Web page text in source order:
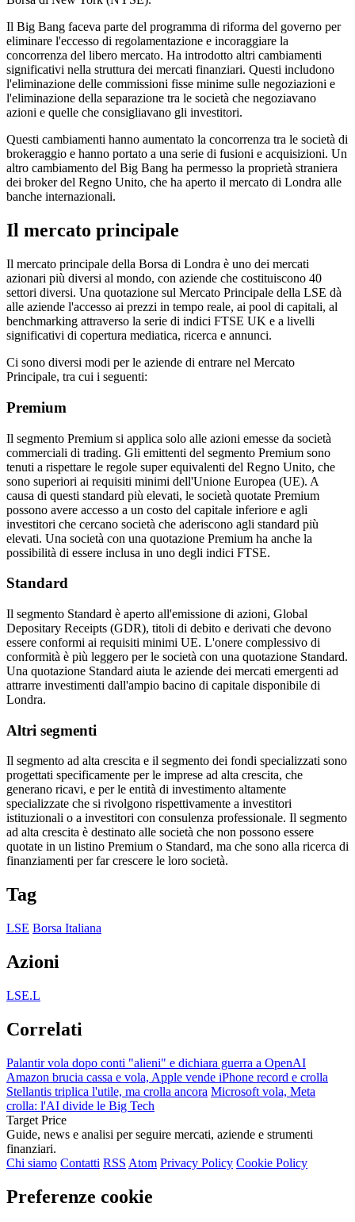
Il Big Bang faceva parte del programma di riforma del governo per
eliminare l'eccesso di regolamentazione e incoraggiare la
concorrenza del libero mercato. Ha introdotto altri cambiamenti
significativi nella struttura dei mercati finanziari. Questi includono
l'eliminazione delle commissioni fisse minime sulle negoziazioni e
l'eliminazione della separazione tra le società che negoziavano
azioni e quelle che consigliavano gli investitori.
Questi cambiamenti hanno aumentato la concorrenza tra le società di
brokeraggio e hanno portato a una serie di fusioni e acquisizioni. Un
altro cambiamento del Big Bang ha permesso la proprietà straniera
dei broker del Regno Unito, che ha aperto il mercato di Londra alle
banche internazionali.
Il mercato principale
Il mercato principale della Borsa di Londra è uno dei mercati
azionari più diversi al mondo, con aziende che costituiscono 40
settori diversi. Una quotazione sul Mercato Principale della LSE dà
alle aziende l'accesso ai prezzi in tempo reale, ai pool di capitali, al
benchmarking attraverso la serie di indici FTSE UK e a livelli
significativi di copertura mediatica, ricerca e annunci.
Ci sono diversi modi per le aziende di entrare nel Mercato
Principale, tra cui i seguenti:
Premium
Il segmento Premium si applica solo alle azioni emesse da società
commerciali di trading. Gli emittenti del segmento Premium sono
tenuti a rispettare le regole super equivalenti del Regno Unito, che
sono superiori ai requisiti minimi dell'Unione Europea (UE). A
causa di questi standard più elevati, le società quotate Premium
possono avere accesso a un costo del capitale inferiore e agli
investitori che cercano società che aderiscono agli standard più
elevati. Una società con una quotazione Premium ha anche la
possibilità di essere inclusa in uno degli indici FTSE.
Standard
Il segmento Standard è aperto all'emissione di azioni, Global
Depositary Receipts (GDR), titoli di debito e derivati che devono
essere conformi ai requisiti minimi UE. L'onere complessivo di
conformità è più leggero per le società con una quotazione Standard.
Una quotazione Standard aiuta le aziende dei mercati emergenti ad
attrarre investimenti dall'ampio bacino di capitale disponibile di
Londra.
Altri segmenti
Il segmento ad alta crescita e il segmento dei fondi specializzati sono
progettati specificamente per le imprese ad alta crescita, che
generano ricavi, e per le entità di investimento altamente
specializzate che si rivolgono rispettivamente a investitori
istituzionali o a investitori con consulenza professionale. Il segmento
ad alta crescita è destinato alle società che non possono essere
quotate in un listino Premium o Standard, ma che sono alla ricerca di
finanziamenti per far crescere le loro società.
Tag
LSE Borsa Italiana
Azioni
LSE.L
Correlati
Palantir vola dopo conti "alieni" e dichiara guerra a OpenAI
Amazon brucia cassa e vola, Apple vende iPhone record e crolla
Stellantis triplica l'utile, ma crolla ancora Microsoft vola, Meta
crolla: l'AI divide le Big Tech
Target Price
Guide, news e analisi per seguire mercati, aziende e strumenti
finanziari.
Chi siamo Contatti RSS Atom Privacy Policy Cookie Policy
Preferenze cookie